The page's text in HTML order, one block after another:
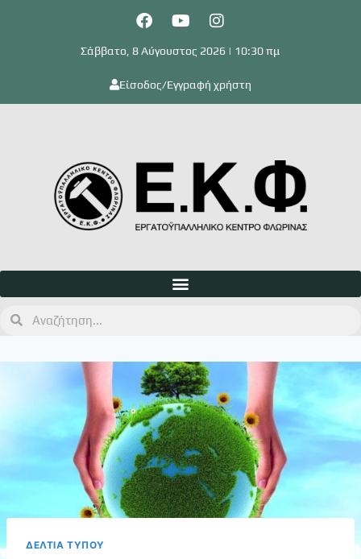
Σάββατο, 8 Αύγουστος 2026 | 10:30 πμ
Είσοδος/Εγγραφή χρήστη
ΔΕΛΤΙΑ ΤΥΠΟΥ